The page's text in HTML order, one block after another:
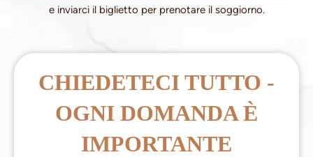
e inviarci il biglietto per prenotare il soggiorno.
CHIEDETECI TUTTO -
OGNI DOMANDA È
IMPORTANTE